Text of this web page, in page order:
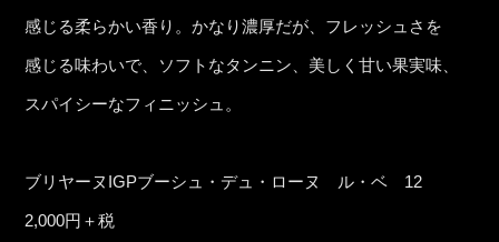
感じる柔らかい香り。かなり濃厚だが、フレッシュさを
感じる味わいで、ソフトなタンニン、美しく甘い果実味、
スパイシーなフィニッシュ。
ブリヤーヌIGPブーシュ・デュ・ローヌ ル・ベ 12
2,000円＋税